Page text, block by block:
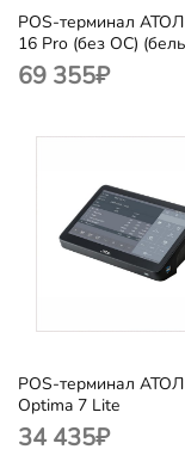
POS-терминал АТОЛ
16 Pro (без ОС)
69 355₽
POS-терминал АТОЛ
Optima 7 Lite
34 435₽